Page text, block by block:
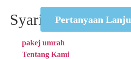
Pertanyaan
Syarikat
pakej umrah
Tentang Kami